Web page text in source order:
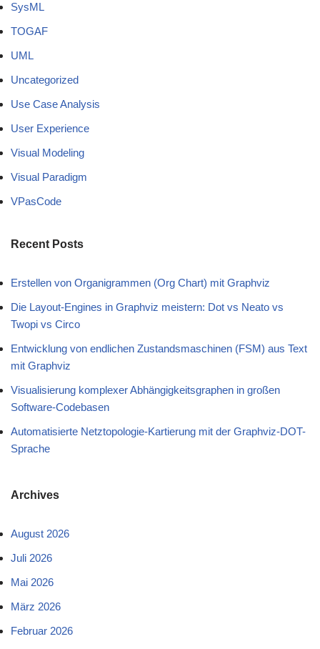
SysML
TOGAF
UML
Uncategorized
Use Case Analysis
User Experience
Visual Modeling
Visual Paradigm
VPasCode
Recent Posts
Erstellen von Organigrammen (Org Chart) mit Graphviz
Die Layout-Engines in Graphviz meistern: Dot vs Neato vs
Twopi vs Circo
Entwicklung von endlichen Zustandsmaschinen (FSM) aus Text
mit Graphviz
Visualisierung komplexer Abhängigkeitsgraphen in großen
Software-Codebasen
Automatisierte Netztopologie-Kartierung mit der Graphviz-DOT-
Sprache
Archives
August 2026
Juli 2026
Mai 2026
März 2026
Februar 2026